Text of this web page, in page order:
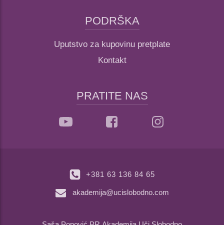
PODRŠKA
Uputstvo za kupovinu pretplate
Kontakt
PRATITE NAS
+381 63 136 84 65
akademija@ucislobodno.com